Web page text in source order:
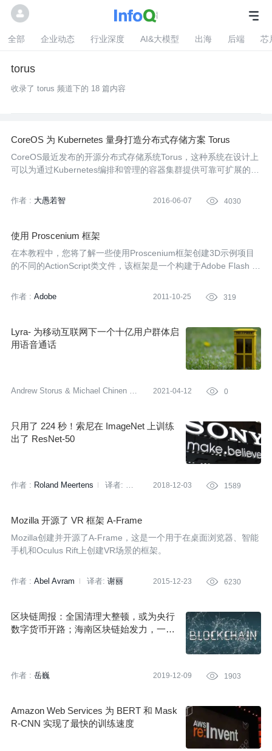
全部 企业动态 行业深度 AI&大模型 出海 后端 芯
torus
收录了 torus 频道下的 18 篇内容
CoreOS 为 Kubernetes 量身打造分布式存储方案 Torus
CoreOS最近发布的开源分布式存储系统Torus，这种系统在设计上
可以为通过Kubernetes编排和管理的容器集群提供可靠可扩展的存
面临的一些重要的共同问题。
作者 : 大愚若智 2016-06-07  4030
使用 Proscenium 框架
在本教程中，您将了解一些使用Proscenium框架创建3D示例项目
的不同的ActionScript类文件，该框架是一个构建于Adobe Flash Pl
互式3D内容。这篇快速介绍的目标是让您熟悉在Adobe Flash Prof
作者 : Adobe 2011-10-25  319
Lyra- 为移动互联网下一个十亿用户群体启
用语音通话
Andrew Storus & Michael Chinen 译
2021-04-12  0
只用了 224 秒！索尼在 ImageNet 上训练
出了 ResNet-50
作者 : Roland Meertens
译者:
2018-12-03  1589
Mozilla 开源了 VR 框架 A-Frame
Mozilla创建并开源了A-Frame，这是一个用于在桌面浏览器、智能
手机和Oculus Rift上创建VR场景的框架。
作者 : Abel Avram 译者: 谢丽 2015-12-23  6230
区块链周报：全国清理大整顿，或为央行
数字货币开路；海南区块链始发力，一周
作者 : 岳巍 2019-12-09  1903
Amazon Web Services 为 BERT 和 Mask
R-CNN 实现了最快的训练速度